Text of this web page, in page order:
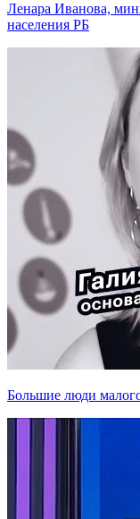
Ленара Иванова,
населения РБ
Большие люди